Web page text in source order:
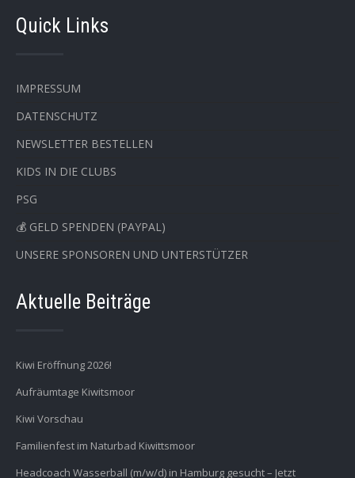
Quick Links
IMPRESSUM
DATENSCHUTZ
NEWSLETTER BESTELLEN
KIDS IN DIE CLUBS
PSG
💰 GELD SPENDEN (PAYPAL)
UNSERE SPONSOREN UND UNTERSTÜTZER
Aktuelle Beiträge
Kiwi Eröffnung 2026!
Aufräumtage Kiwitsmoor
Kiwi Vorschau
Familienfest im Naturbad Kiwittsmoor
Headcoach Wasserball (m/w/d) in Hamburg gesucht – Jetzt